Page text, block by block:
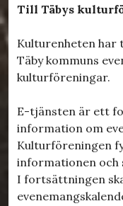
Till Täbys
Kulturenheten
Täby kommuns
kulturföreningar.
E-tjänsten är ett
information om
Kulturföreningen
informationen och
I fortsättningen